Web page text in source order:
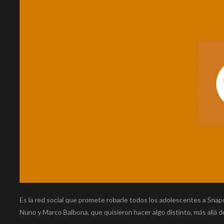
Es la red social que promete robarle todos los adolescentes a
Nuno y Marco Balbona, que quisieron hacer algo distinto, más